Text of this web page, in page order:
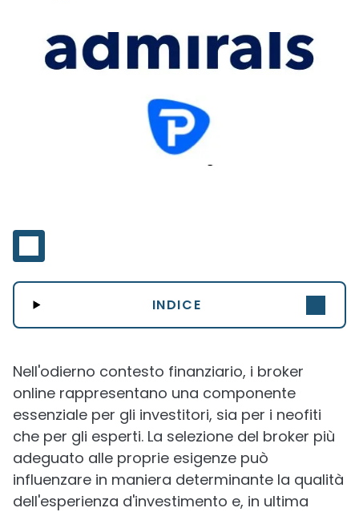
INDICE
Nell'odierno contesto finanziario, i broker
online rappresentano una componente
essenziale per gli investitori, sia per i neofiti
che per gli esperti. La selezione del broker più
adeguato alle proprie esigenze può
influenzare in maniera determinante la qualità
dell'esperienza d'investimento e, in ultima